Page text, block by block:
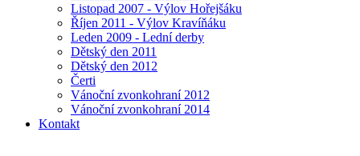
Listopad 2007 - Výlov Hořejšáku
Říjen 2011 - Výlov Kravíňáku
Leden 2009 - Lední derby
Dětský den 2011
Dětský den 2012
Čerti
Vánoční zvonkohraní 2012
Vánoční zvonkohraní 2014
Kontakt